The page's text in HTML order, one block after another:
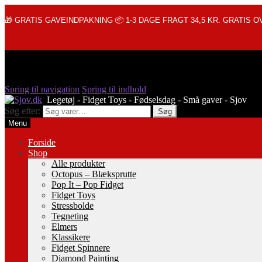
🎁 GRATIS GAVEINDPAKNING 📦 1-3 DAGE FRAGT 34,5 KR. GRATIS
Spring til navigation Spring til indhold
Søg efter:
Søg
Menu
Forside
Shop
Alle produkter
Octopus – Blæksprutte
Pop It – Pop Fidget
Fidget Toys
Stressbolde
Tegneting
Elmers
Klassikere
Fidget Spinnere
Diamond Painting